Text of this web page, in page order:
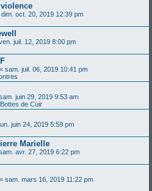
dim. oct. 20, 2019 12:39 pm
juil. 12, 2019 8:00 pm
« sam. juil. 06, 2019 10:41 pm
juin 29, 2019 9:53 am
de Cuir
juin 24, 2019 5:59 pm
Marielle
avr. 27, 2019 6:22 pm
« sam. mars 16, 2019 11:22 pm